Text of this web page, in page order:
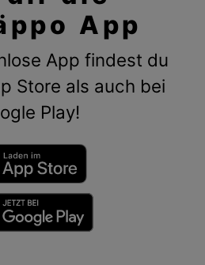
App
App findest du
Store als auch bei
Play!